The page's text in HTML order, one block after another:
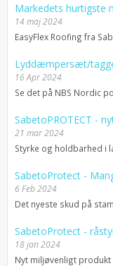
Markedets hurtigste
14 maj 2024
EasyFlex Roofing fra
Lyddæmpersæt/
16 Apr 2024
Se det på NBS Nordic
SabetoPROTECT -
21 mar 2024
Styrke og holdbarhed i
SabetoProtect -
6 Feb 2024
Det nyeste skud på
SabetoProtect -
18 jan 2024
Nyt miljøvenligt produkt